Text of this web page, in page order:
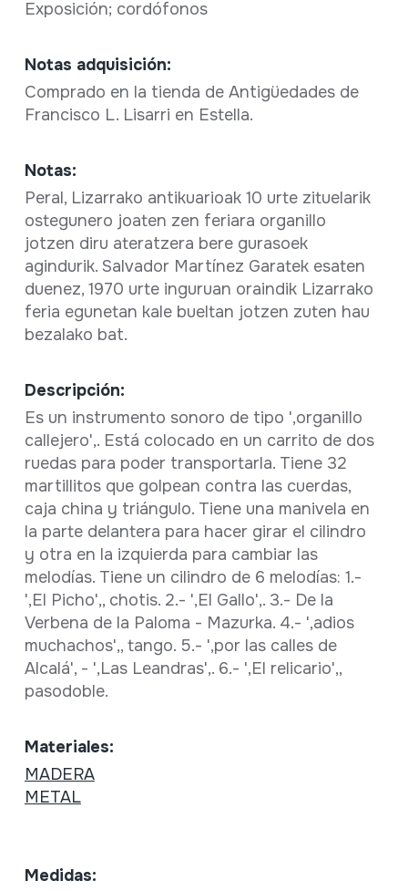
Exposición; cordófonos
Notas adquisición:
Comprado en la tienda de Antigüedades de
Francisco L. Lisarri en Estella.
Notas:
Peral, Lizarrako antikuarioak 10 urte zituelarik
ostegunero joaten zen feriara organillo
jotzen diru ateratzera bere gurasoek
agindurik. Salvador Martínez Garatek esaten
duenez, 1970 urte inguruan oraindik Lizarrako
feria egunetan kale bueltan jotzen zuten hau
bezalako bat.
Descripción:
Es un instrumento sonoro de tipo ',organillo
callejero',. Está colocado en un carrito de dos
ruedas para poder transportarla. Tiene 32
martillitos que golpean contra las cuerdas,
caja china y triángulo. Tiene una manivela en
la parte delantera para hacer girar el cilindro
y otra en la izquierda para cambiar las
melodías. Tiene un cilindro de 6 melodías: 1.-
',El Picho',, chotis. 2.- ',El Gallo',. 3.- De la
Verbena de la Paloma - Mazurka. 4.- ',adios
muchachos',, tango. 5.- ',por las calles de
Alcalá', - ',Las Leandras',. 6.- ',El relicario',,
pasodoble.
Materiales:
MADERA
METAL
Medidas: